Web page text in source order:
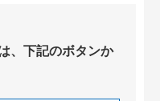
、下記のボタンか